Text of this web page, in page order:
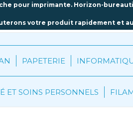
pour imprimante. Horizon-
votre produit rapidement et
PAPETERIE
ET SOINS PERSONNELS